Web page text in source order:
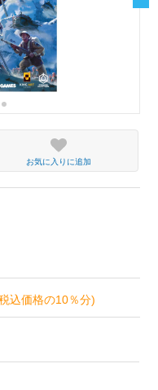
お気に入りに追加
込価格の10％分)